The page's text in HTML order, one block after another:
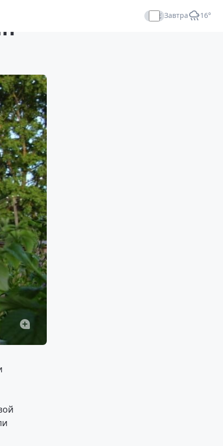
Завтра +16°